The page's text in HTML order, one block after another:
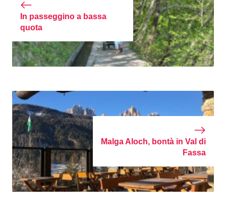
In passeggino a bassa
quota
Malga Aloch, bontà in Val di
Fassa